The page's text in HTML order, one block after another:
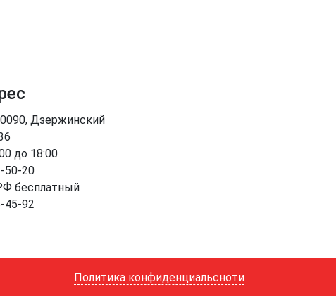
Дзержинский
до 18:00
50-20
бесплатный
45-92
Политика конфиденциальсноти